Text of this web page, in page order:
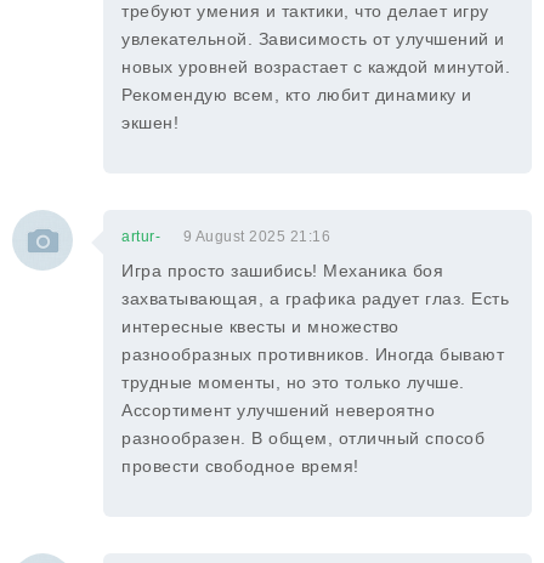
требуют умения и тактики, что делает игру
увлекательной. Зависимость от улучшений и
новых уровней возрастает с каждой минутой.
Рекомендую всем, кто любит динамику и
экшен!
artur- 9 August 2025 21:16
Игра просто зашибись! Механика боя
захватывающая, а графика радует глаз. Есть
интересные квесты и множество
разнообразных противников. Иногда бывают
трудные моменты, но это только лучше.
Ассортимент улучшений невероятно
разнообразен. В общем, отличный способ
провести свободное время!